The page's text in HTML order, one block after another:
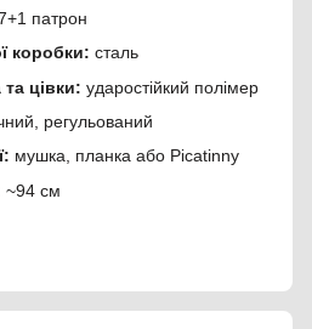
патрон
коробки: сталь
цівки: ударостійкий полімер
регульований
мушка, планка або Picatinny
~94 см